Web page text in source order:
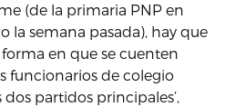
(de la primaria PNP en
la semana pasada), hay que
en que se cuenten
funcionarios de colegio
partidos principales’,